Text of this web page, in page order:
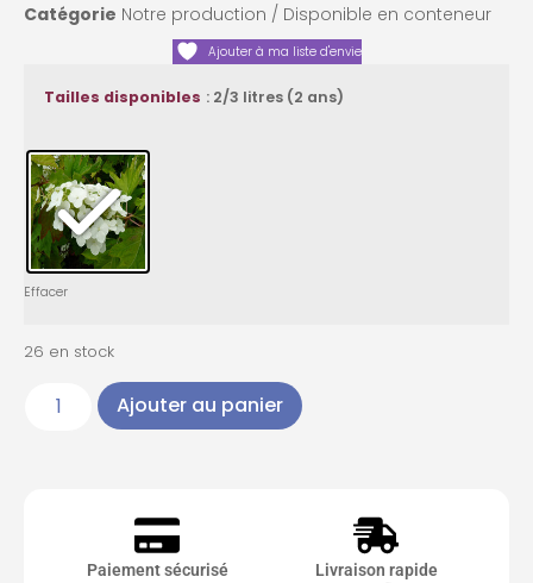
Catégorie Notre production / Disponible en conteneur
Ajouter à ma liste d'envie
Tailles disponibles : 2/3 litres (2 ans)
Effacer
26 en stock
Ajouter au panier
Paiement sécurisé Livraison rapide